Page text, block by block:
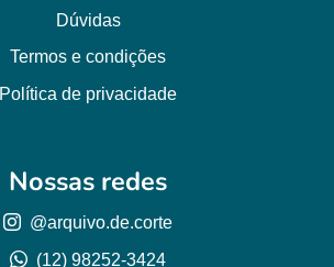
Dúvidas
Termos e condições
Política de privacidade
Nossas redes
@arquivo.de.corte
(12) 98252-3424